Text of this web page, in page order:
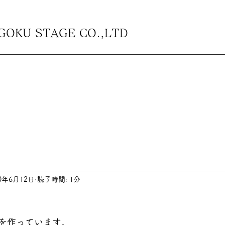
STAGE CO.,LTD
6月12日 読了時間: 1分
作っています。